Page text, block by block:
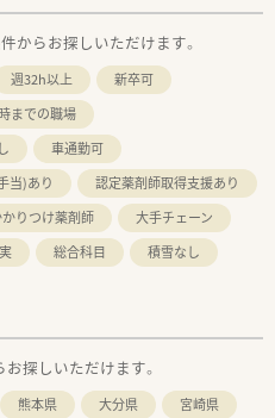
からお探しいただけます。
週32h以上
新卒可
までの職場
車通勤可
当)あり
認定薬剤師取得支援あり
かりつけ薬剤師
大手チェーン
総合科目 積雪なし
探しいただけます。
熊本県 大分県
宮崎県